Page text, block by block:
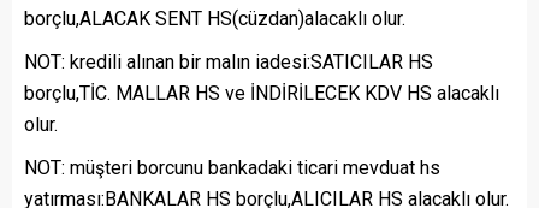
borçlu,ALACAK SENT HS(cüzdan)alacaklı olur.
NOT: kredili alınan bir malın iadesi:SATICILAR HS
borçlu,TİC. MALLAR HS ve İNDİRİLECEK KDV HS alacaklı
olur.
NOT: müşteri borcunu bankadaki ticari mevduat hs
yatırması:BANKALAR HS borçlu,ALICILAR HS alacaklı olur.